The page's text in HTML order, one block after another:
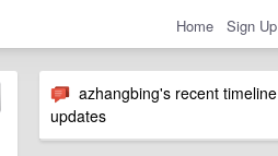
Home Sign Up
azhangbing's recent timeline
updates